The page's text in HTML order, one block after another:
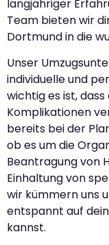
langjähriger
Team bieten wir
Dortmund in die
Unser
individuelle und
wichtig es ist,
Komplikationen
bereits bei der
ob es um die
Beantragung von
Einhaltung von
wir kümmern uns
entspannt auf
kannst.